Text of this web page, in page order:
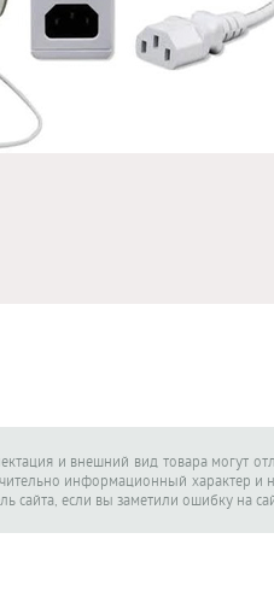
и внешний вид товара могут
информационный характер
сайта, если вы заметили ошибку на